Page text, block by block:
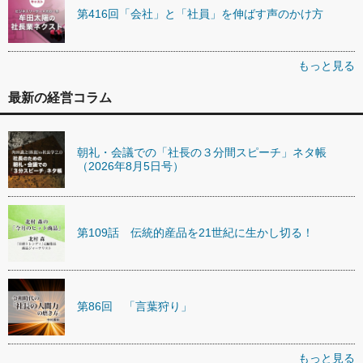
第416回「会社」と「社員」を伸ばす声のかけ方
もっと見る
最新の経営コラム
朝礼・会議での「社長の３分間スピーチ」ネタ帳
（2026年8月5日号）
第109話 伝統的産品を21世紀に生かし切る！
第86回 「言葉狩り」
もっと見る